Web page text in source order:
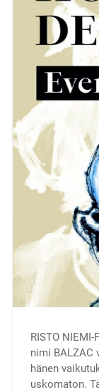
RISTO
nimi
hänen
uskomaton.